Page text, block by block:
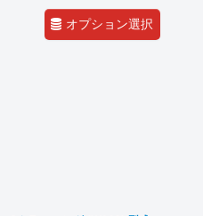
オプション選択